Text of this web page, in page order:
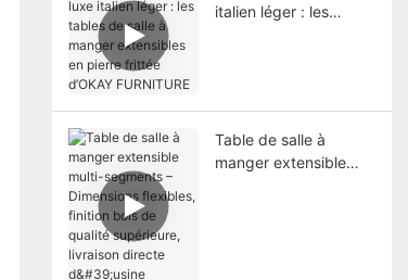
italien léger : les
Table de salle à
manger extensible